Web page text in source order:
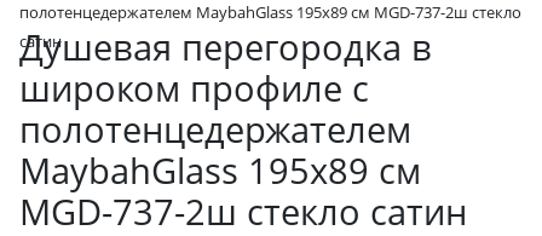
полотенцедержателем MaybahGlass 195х89 см MGD-737-2ш стекло
сатин
Душевая перегородка в
широком профиле с
полотенцедержателем
MaybahGlass 195х89 см
MGD-737-2ш стекло сатин